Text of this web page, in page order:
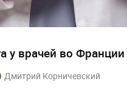
у врачей во Франции
Дмитрий Корничевский